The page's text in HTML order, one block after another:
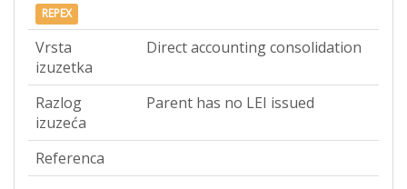
REPEX
Vrsta
izuzetka
Direct accounting consolidation
Razlog
izuzeća
Parent has no LEI issued
Referenca